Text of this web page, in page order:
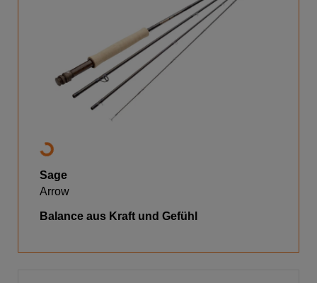
Sage
Arrow
Balance aus Kraft und Gefühl